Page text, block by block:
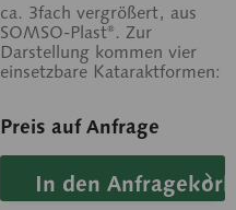
ca. 3fach vergrößert, aus
SOMSO-Plast®. Zur
Darstellung kommen vier
einsetzbare Kataraktformen:
Preis auf Anfrage
In den Anfragekorb